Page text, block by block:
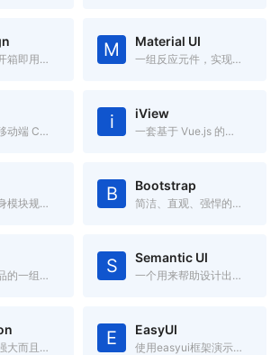
蚂蚁金服的开箱即用的中台前端/设计解决方案 M Material UI
一组反应元件，实现谷歌的材料设计
轻量灵活的移动端 CSS 框架 i iView
一套基于 Vue.js 的高质量 UI 组件库
一款采用自身模块规范编写的前端 UI 框架，遵循原生 HTML/CSS/JS 的书写与组织形式，门槛极低，拿来即用 B Bootstrap
简洁、直观、强悍的前端开发框架，让web开发更迅速、简单。
雅虎公司出品的一组轻量级、响应式纯css模块,适用于任何Web项目 S Semantic UI
一个用来帮助设计出漂亮的、响应化、人性化的网络框架
一个易用、强大而且灵活的框架,用于构建基于任何设备上的 Web 应用。 E EasyUI
使用easyui框架演示如何轻松创建web页面